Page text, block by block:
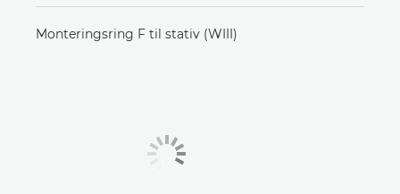
Monteringsring F til stativ (WIII)